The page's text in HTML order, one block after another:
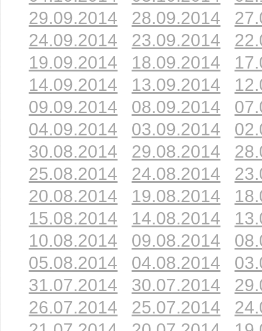
29.09.2014
28.09.2014
24.09.2014
23.09.2014
19.09.2014
18.09.2014
14.09.2014
13.09.2014
09.09.2014
08.09.2014
04.09.2014
03.09.2014
30.08.2014
29.08.2014
25.08.2014
24.08.2014
20.08.2014
19.08.2014
15.08.2014
14.08.2014
10.08.2014
09.08.2014
05.08.2014
04.08.2014
31.07.2014
30.07.2014
26.07.2014
25.07.2014